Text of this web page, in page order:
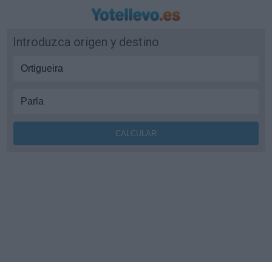
Introduzca origen y destino